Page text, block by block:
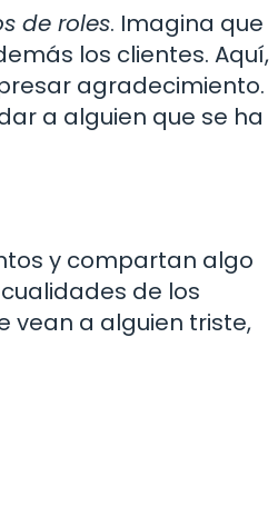
de roles. Imagina que
los clientes. Aquí,
agradecimiento.
a alguien que se ha
y compartan algo
de los
vean a alguien triste,